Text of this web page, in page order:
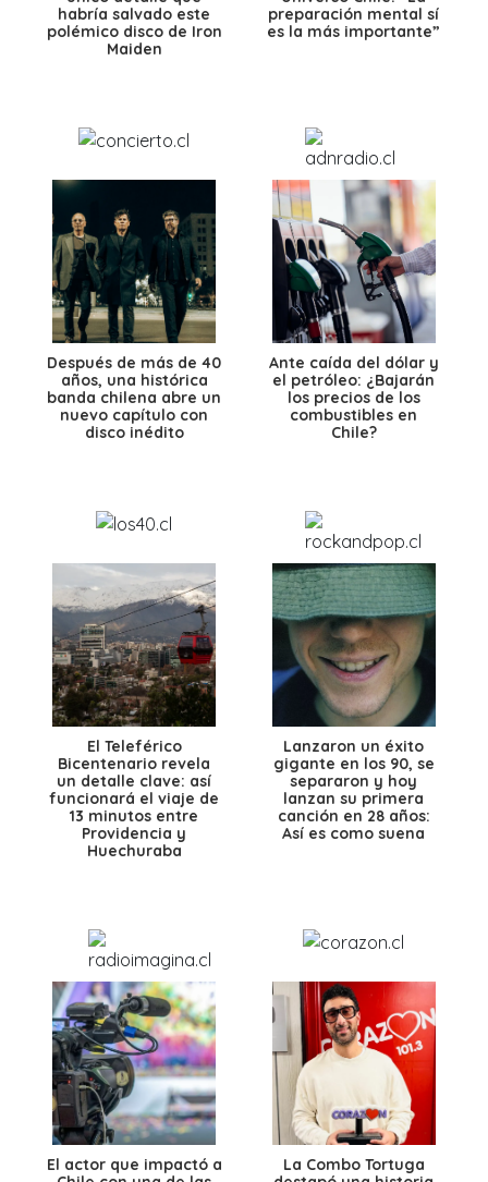
habría salvado este
polémico disco de Iron
Maiden
preparación mental sí
es la más importante”
Después de más de 40
años, una histórica
banda chilena abre un
nuevo capítulo con
disco inédito
Ante caída del dólar y
el petróleo: ¿Bajarán
los precios de los
combustibles en
Chile?
El Teleférico
Bicentenario revela
un detalle clave: así
funcionará el viaje de
13 minutos entre
Providencia y
Huechuraba
Lanzaron un éxito
gigante en los 90, se
separaron y hoy
lanzan su primera
canción en 28 años:
Así es como suena
El actor que impactó a
La Combo Tortuga